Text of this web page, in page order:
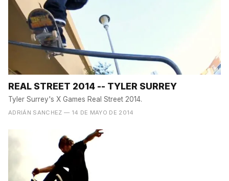
REAL STREET 2014 -- TYLER SURREY
Tyler Surrey's X Games Real Street 2014.
ADRIÁN SANCHEZ — 14 DE MAYO DE 2014